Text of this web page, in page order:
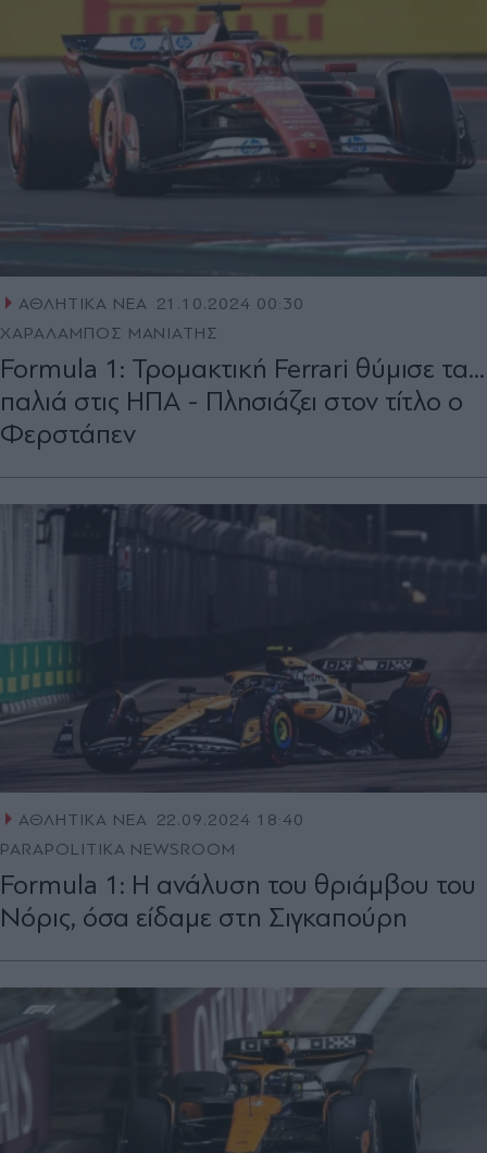
ΑΘΛΗΤΙΚΑ ΝΕΑ 21.10.2024 00:30
ΧΑΡΑΛΑΜΠΟΣ ΜΑΝΙΑΤΗΣ
Formula 1: Τρομακτική Ferrari θύμισε τα...
παλιά στις ΗΠΑ - Πλησιάζει στον τίτλο ο
Φερστάπεν
ΑΘΛΗΤΙΚΑ ΝΕΑ 22.09.2024 18:40
PARAPOLITIKA NEWSROOM
Formula 1: Η ανάλυση του θριάμβου του
Νόρις, όσα είδαμε στη Σιγκαπούρη